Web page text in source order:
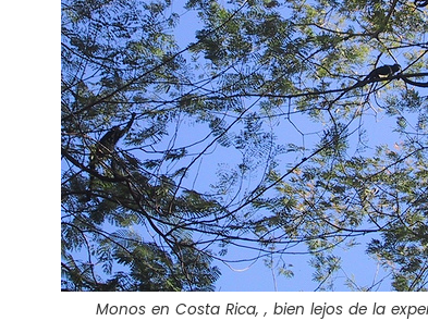
Monos en Costa Rica, , bien lejos de la